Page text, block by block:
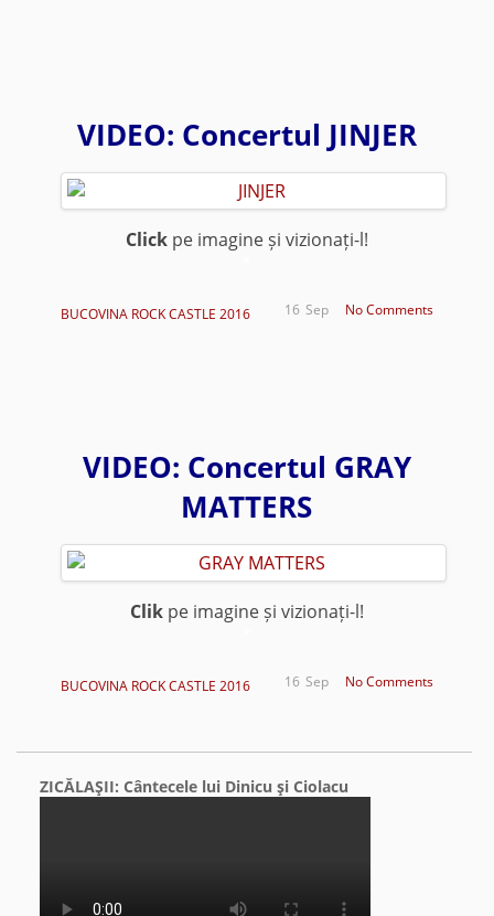
VIDEO: Concertul JINJER
Clickpe imagine și vizionați-l!
BUCOVINA ROCK CASTLE 2016 No Comments
Sep
16
VIDEO: Concertul GRAY
MATTERS
Clikpe imagine și vizionați-l!
BUCOVINA ROCK CASTLE 2016 No Comments
Sep
16
ZICĂLAŞII: Cântecele lui Dinicu şi Ciolacu